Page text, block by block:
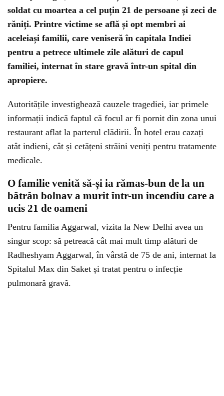
soldat cu moartea a cel puțin 21 de persoane și zeci de
răniți. Printre victime se află și opt membri ai
aceleiași familii, care veniseră în capitala Indiei
pentru a petrece ultimele zile alături de capul
familiei, internat în stare gravă într-un spital din
apropiere.
Autoritățile investighează cauzele tragediei, iar primele
informații indică faptul că focul ar fi pornit din zona unui
restaurant aflat la parterul clădirii. În hotel erau cazați
atât indieni, cât și cetățeni străini veniți pentru tratamente
medicale.
O familie venită să-și ia rămas-bun de la un
bătrân bolnav a murit într-un incendiu care a
ucis 21 de oameni
Pentru familia Aggarwal, vizita la New Delhi avea un
singur scop: să petreacă cât mai mult timp alături de
Radheshyam Aggarwal, în vârstă de 75 de ani, internat la
Spitalul Max din Saket și tratat pentru o infecție
pulmonară gravă.